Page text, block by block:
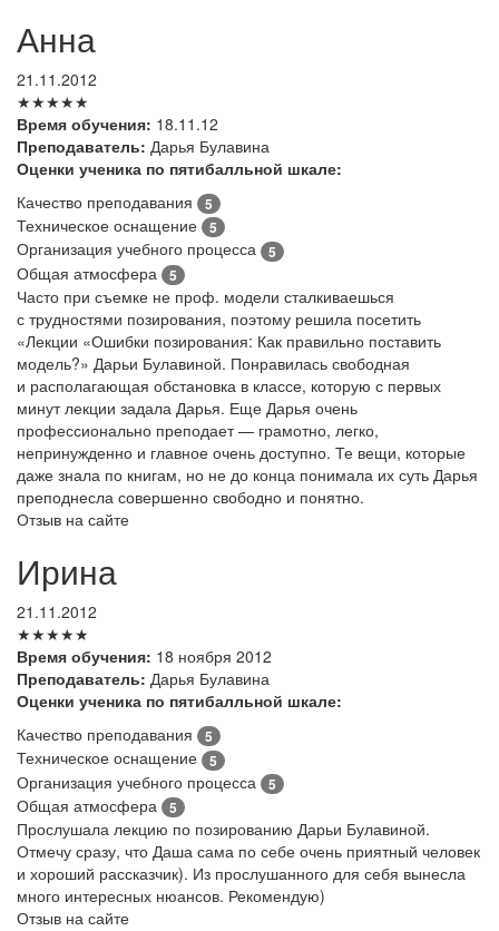
Анна
21.11.2012
★★★★★
Время обучения: 18.11.12
Преподаватель: Дарья Булавина
Оценки ученика по пятибалльной шкале:
Качество преподавания
5
Техническое оснащение 5
Организация учебного процесса 5
Общая атмосфера 5
Часто при съемке не проф. модели сталкиваешься
с трудностями позирования, поэтому решила посетить
«Лекции «Ошибки позирования: Как правильно поставить
модель?» Дарьи Булавиной. Понравилась свободная
и располагающая обстановка в классе, которую с первых
минут лекции задала Дарья. Еще Дарья очень
профессионально преподает — грамотно, легко,
непринужденно и главное очень доступно. Те вещи, которые
даже знала по книгам, но не до конца понимала их суть Дарья
преподнесла совершенно свободно и понятно.
Отзыв на сайте
Ирина
21.11.2012
★★★★★
Время обучения: 18 ноября 2012
Преподаватель: Дарья Булавина
Оценки ученика по пятибалльной шкале:
Качество преподавания
5
Техническое оснащение 5
Организация учебного процесса 5
Общая атмосфера 5
Прослушала лекцию по позированию Дарьи Булавиной.
Отмечу сразу, что Даша сама по себе очень приятный человек
и хороший рассказчик). Из прослушанного для себя вынесла
много интересных нюансов. Рекомендую)
Отзыв на сайте